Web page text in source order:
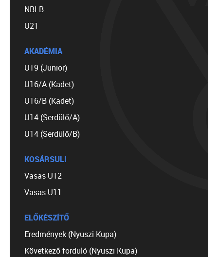
NBI B
U21
AKADÉMIA
U19 (Junior)
U16/A (Kadet)
U16/B (Kadet)
U14 (Serdülő/A)
U14 (Serdülő/B)
KOSÁRSULI
Vasas U12
Vasas U11
ELŐKÉSZÍTŐ
Eredmények (Nyuszi Kupa)
Következő forduló (Nyuszi Kupa)